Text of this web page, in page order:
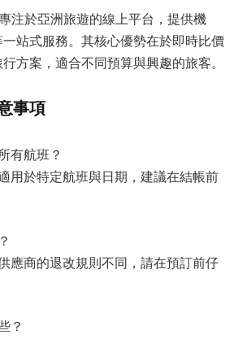
注於亞洲旅遊的線上平台，提供機
站式服務。其核心優勢在於即時比價
方案，適合不同預算與興趣的旅客。
事項
有航班？
用於特定航班與日期，建議在結帳前
應商的退改規則不同，請在預訂前仔
？